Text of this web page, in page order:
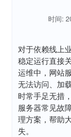
时间:
对于依赖线上
稳定运行直接
运维中，网站
无法访问、加
时常手足无措
服务器常见故
理方案，帮助
失。